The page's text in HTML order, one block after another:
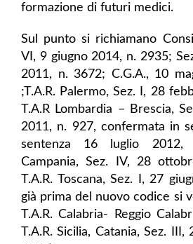
formazione di futuri medici.
Sul punto si richiamano
VI, 9 giugno 2014, n. 2935;
2011, n. 3672; C.G.A., 10
;T.A.R. Palermo, Sez. I, 28
T.A.R Lombardia – Brescia,
2011, n. 927, confermata in
sentenza 16 luglio 2012,
Campania, Sez. IV, 28
T.A.R. Toscana, Sez. I, 27
già prima del nuovo codice si
T.A.R. Calabria- Reggio
T.A.R. Sicilia, Catania, Sez. III,